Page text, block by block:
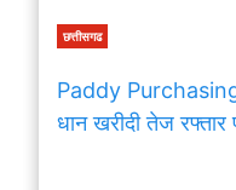
छत्तीसगढ
Paddy Purchasing
धान खरीदी तेज रफ्तार